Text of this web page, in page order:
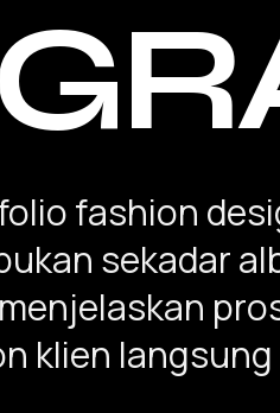
fashion
sekadar
klien